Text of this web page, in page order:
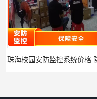
珠海校园安防监控系统价格 隐私保护 能够长时间稳定运行